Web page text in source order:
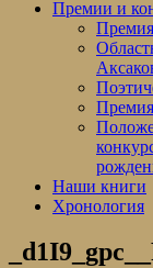
Премии и
Наши книги
Хронология